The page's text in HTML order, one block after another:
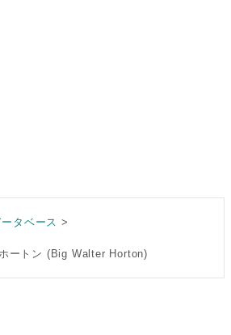
タベース
ートン (Big Walter Horton)